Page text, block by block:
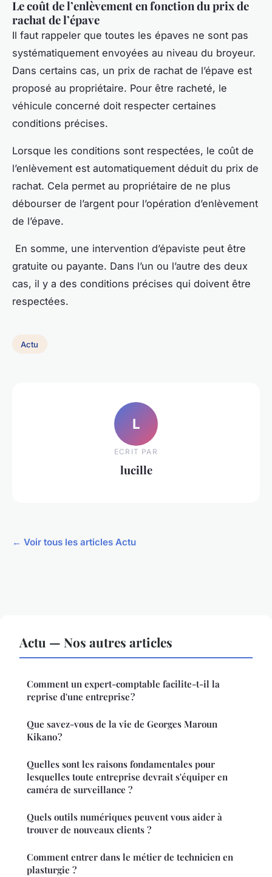
Le coût de l’enlèvement en fonction du prix de
rachat de l’épave
Il faut rappeler que toutes les épaves ne sont pas
systématiquement envoyées au niveau du broyeur.
Dans certains cas, un prix de rachat de l’épave est
proposé au propriétaire. Pour être racheté, le
véhicule concerné doit respecter certaines
conditions précises.
Lorsque les conditions sont respectées, le coût de
l’enlèvement est automatiquement déduit du prix de
rachat. Cela permet au propriétaire de ne plus
débourser de l’argent pour l’opération d’enlèvement
de l’épave.
En somme, une intervention d’épaviste peut être
gratuite ou payante. Dans l’un ou l’autre des deux
cas, il y a des conditions précises qui doivent être
respectées.
Actu
L
ECRIT PAR
lucille
← Voir tous les articles Actu
Actu — Nos autres articles
Comment un expert-comptable facilite-t-il la
reprise d'une entreprise ?
Que savez-vous de la vie de Georges Maroun
Kikano ?
Quelles sont les raisons fondamentales pour
lesquelles toute entreprise devrait s'équiper en
caméra de surveillance ?
Quels outils numériques peuvent vous aider à
trouver de nouveaux clients ?
Comment entrer dans le métier de technicien en
plasturgie ?